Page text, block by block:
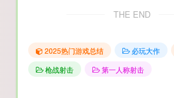
THE END
2025热门游戏总结 必玩大作
枪战射击
第一人称射击